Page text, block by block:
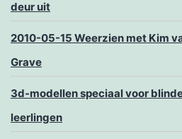
deur uit
2010-05-15 Weerzien met Kim
Grave
3d-modellen speciaal voor
leerlingen